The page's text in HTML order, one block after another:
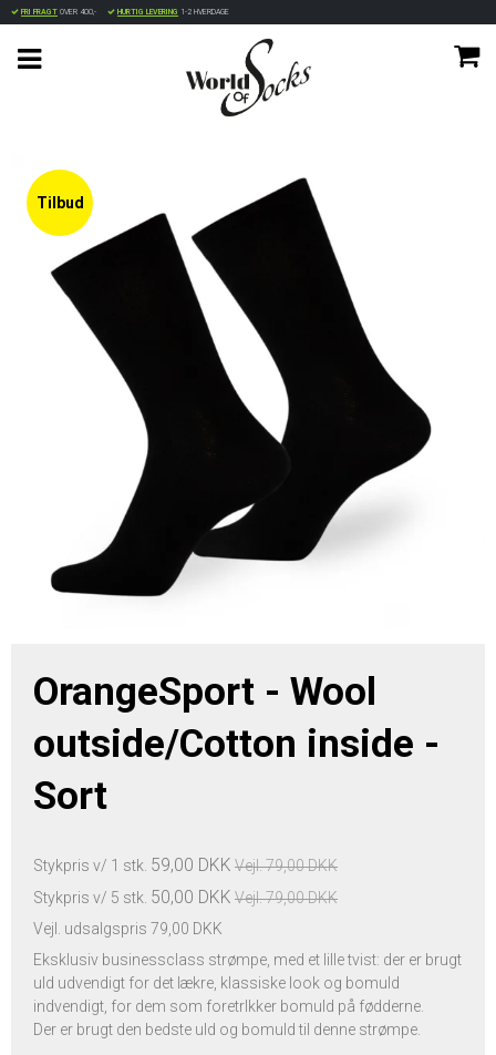
FRI FRAGT OVER 400,- HURTIG LEVERING 1-2 HVERDAGE
Tilbud
OrangeSport - Wool
outside/Cotton inside -
Sort
Stykpris v/ 1 stk. 59,00 DKK Vejl. 79,00 DKK
Stykpris v/ 5 stk. 50,00 DKK Vejl. 79,00 DKK
Vejl. udsalgspris 79,00 DKK
Eksklusiv businessclass strømpe, med et lille tvist: der er brugt
uld udvendigt for det lækre, klassiske look og bomuld
indvendigt, for dem som foretrlkker bomuld på fødderne.
Der er brugt den bedste uld og bomuld til denne strømpe.